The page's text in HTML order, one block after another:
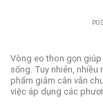
Vòng eo thon gọn
sống. Tuy nhiên, nhiều
phẩm giảm cân vẫn
việc áp dụng các